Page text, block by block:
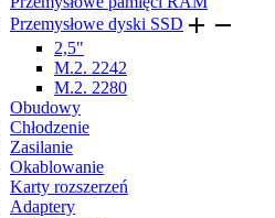
Przemysłowe dyski SSD  
2,5"
M.2. 2242
M.2. 2280
Obudowy
Chłodzenie
Zasilanie
Okablowanie
Karty rozszerzeń
Adaptery